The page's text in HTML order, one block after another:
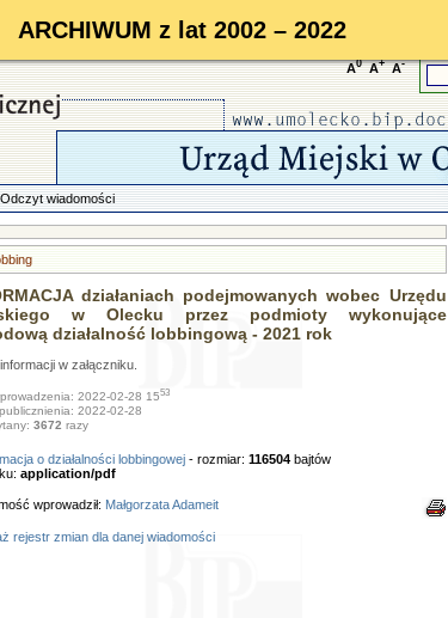
ARCHIWUM z lat 2002 – 2022
A0 A+ A-
wiadomości
działaniach podejmowanych wobec Urzędu
w Olecku przez podmioty wykonujące
działalność lobbingową - 2021 rok
w załączniku.
2022-02-28 1553
2022-02-28
3672 razy
o działalności lobbingowej - rozmiar: 116504bajtów
application/pdf
wprowadził: Małgorzata Adameit
rejestr zmian dla danej wiadomości